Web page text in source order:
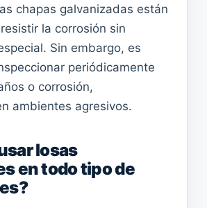
chapas galvanizadas están
la corrosión sin
Sin embargo, es
periódicamente
o corrosión,
ambientes agresivos.
losas
en todo tipo de